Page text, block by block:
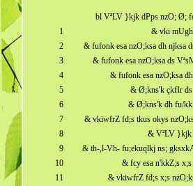
bl VªLV }kjk dPps nzO; Ø;
1
& vki
2
& fufonk esa nzO;ksa dh njksa
3
& fufonk esa nzO;ksa ds
4
& fufonk esa nzO;ksa
5
& Ø;kns'k çkfIr ds
6
& Ø;kns'k dh fu/
7
& vkiwfrZ fd;s tkus okys
8
& VªLV }kjk
9
& th-,l-Vh- fu;ekuqlkj ns;
10
& fcy esa n'kkZ;s
11
& vkiwfrZ fd;s x;s